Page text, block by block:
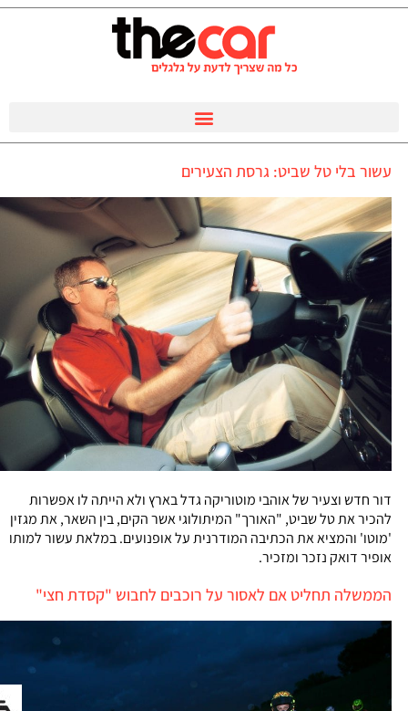
עשור בלי טל שביט: גרסת הצעירים
דור חדש וצעיר של אוהבי מוטוריקה גדל בארץ ולא הייתה לו אפשרות
להכיר את טל שביט, "האורך" המיתולוגי אשר הקים, בין השאר, את מגזין
'מוטו' והמציא את הכתיבה המודרנית על אופנועים. במלאת עשור למותו
אופיר דואק נזכר ומזכיר.
הממשלה תחליט אם לאסור על רוכבים לחבוש "קסדת חצי"